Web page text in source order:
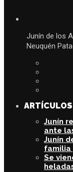
Junín de los
Neuquén
Junín
ante
Junín
familia
Se